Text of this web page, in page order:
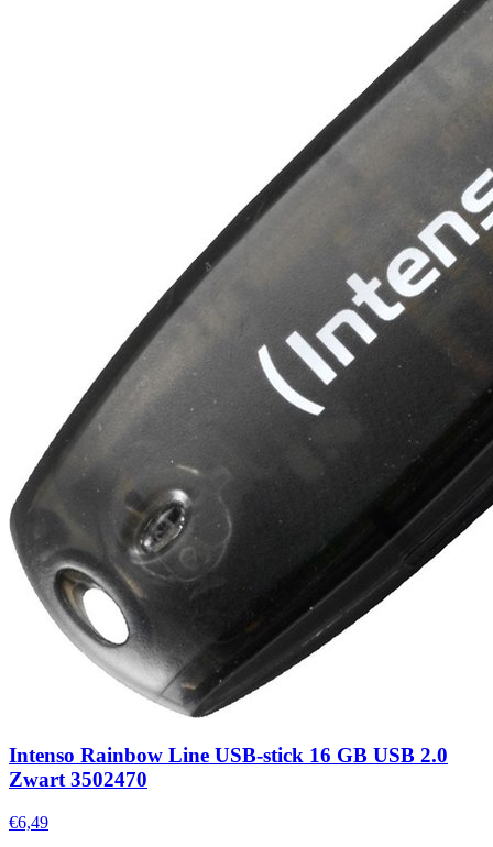
Intenso Rainbow Line USB-stick 16 GB USB 2.0
Zwart 3502470
€6,49